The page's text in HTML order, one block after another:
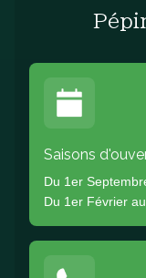
Saisons
Du 1er
Du 1er Février